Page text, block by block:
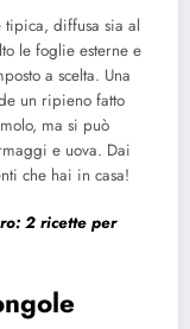
tipica, diffusa sia al
le foglie esterne e
a scelta. Una
un ripieno fatto
ma si può
e uova. Dai
che hai in casa!
2 ricette per